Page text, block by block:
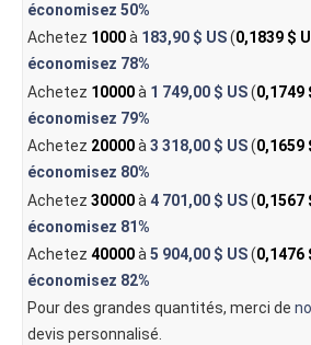
économisez 50%
Achetez 1000à 183,90 $ US(0,1839 $
économisez 78%
Achetez 10000à 1 749,00 $ US(0,1749
économisez 79%
Achetez 20000à3 318,00 $ US(0,1659
économisez 80%
Achetez 30000à 4 701,00 $ US(0,1567
économisez 81%
Achetez 40000à 5 904,00 $ US(0,1476
économisez 82%
Pour des grandes quantités, merci de
devis personnalisé.